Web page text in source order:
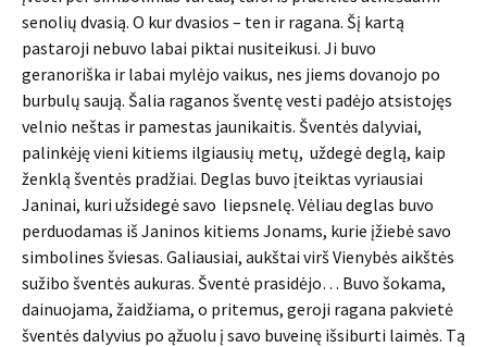
senolių dvasią. O kur dvasios – ten ir ragana. Šį kartą
pastaroji nebuvo labai piktai nusiteikusi. Ji buvo
geranoriška ir labai mylėjo vaikus, nes jiems dovanojo po
burbulų saują. Šalia raganos šventę vesti padėjo atsistojęs
velnio neštas ir pamestas jaunikaitis. Šventės dalyviai,
palinkėję vieni kitiems ilgiausių metų, uždegė deglą, kaip
ženklą šventės pradžiai. Deglas buvo įteiktas vyriausiai
Janinai, kuri užsidegė savo liepsnelę. Vėliau deglas buvo
perduodamas iš Janinos kitiems Jonams, kurie įžiebė savo
simbolines šviesas. Galiausiai, aukštai virš Vienybės aikštės
sužibo šventės aukuras. Šventė prasidėjo… Buvo šokama,
dainuojama, žaidžiama, o pritemus, geroji ragana pakvietė
šventės dalyvius po ąžuolu į savo buveinę išsiburti laimės. Tą